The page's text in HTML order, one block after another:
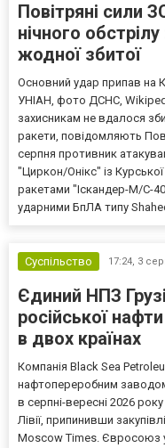
Повітряні сили
нічного
жодної збитої
Основний удар припав на
УНІАН, фото ДСНС,
захисникам не вдалося
ракети, повідомляють
серпня противник
"Циркон/Онікс" із
ракетами "Іскандер-М/С-
ударними БпЛА типу
Суспільство 17:24, 3
Єдиний НПЗ
російської
в двох країнах
Компанія Black Sea
нафтопереробним
в серпні-вересні 2026
Лівії, припинивши
Moscow Times. Євросоюз